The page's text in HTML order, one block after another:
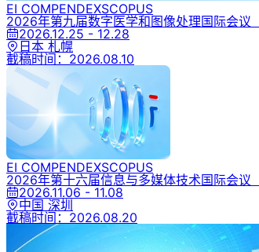
EI COMPENDEXSCOPUS
2026年第九届数字医学和图像处理国际会议
2026.12.25 - 12.28
日本 札幌
截稿时间： 2026.08.10
EI COMPENDEXSCOPUS
2026年第十六届信息与多媒体技术国际会议
2026.11.06 - 11.08
中国 深圳
截稿时间： 2026.08.20